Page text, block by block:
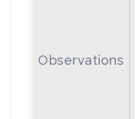
Observations